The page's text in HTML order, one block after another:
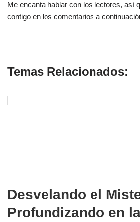
Me encanta hablar con los lectores, así
contigo en los comentarios a
Temas Relacionados:
Desvelando el
Profundizando en la